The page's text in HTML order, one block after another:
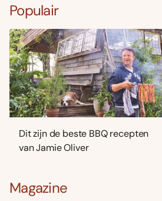
Populair
Dit zijn de beste BBQ recepten
van Jamie Oliver
Magazine